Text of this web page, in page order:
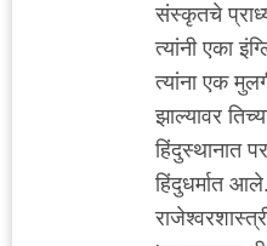
संस्कृतचे
त्यांनी एका
त्यांना एक
झाल्यावर
हिंदुस्थानात
हिंदुधर्मात